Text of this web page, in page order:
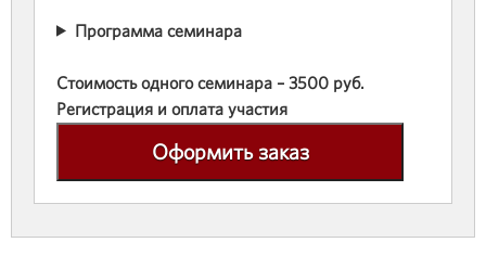
Программа семинара
Стоимость одного семинара – 3500 руб.
Регистрация и оплата участия
Оформить заказ